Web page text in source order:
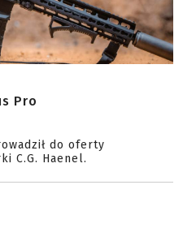
Pro
do oferty
C.G. Haenel.